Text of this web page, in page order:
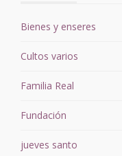
Bienes y enseres
Cultos varios
Familia Real
Fundación
jueves santo